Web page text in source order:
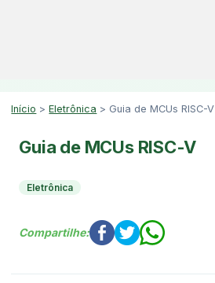
Início >Eletrônica > Guia de MCUs RISC-V
Guia de MCUs RISC-V
Eletrônica
Compartilhe: